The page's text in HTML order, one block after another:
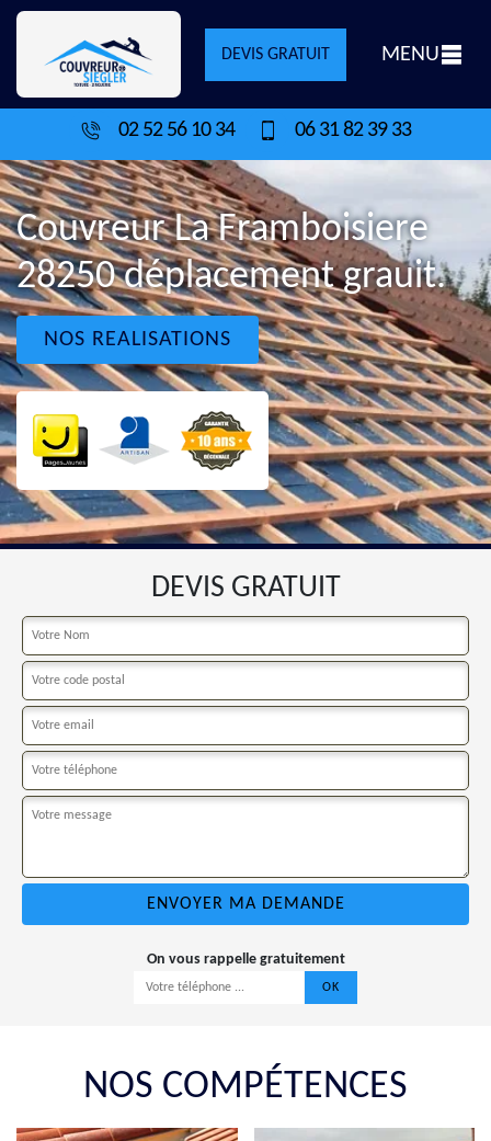
DEVIS GRATUIT MENU
02 52 56 10 34 06 31 82 39 33
Couvreur La Framboisiere
28250 déplacement grauit.
NOS REALISATIONS
DEVIS GRATUIT
On vous rappelle gratuitement
NOS COMPÉTENCES